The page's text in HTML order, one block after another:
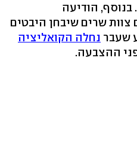
הודיעה
צוות שרים שיבחן היבטים
שעבר נחלה הקואליציה
ההצבעה.